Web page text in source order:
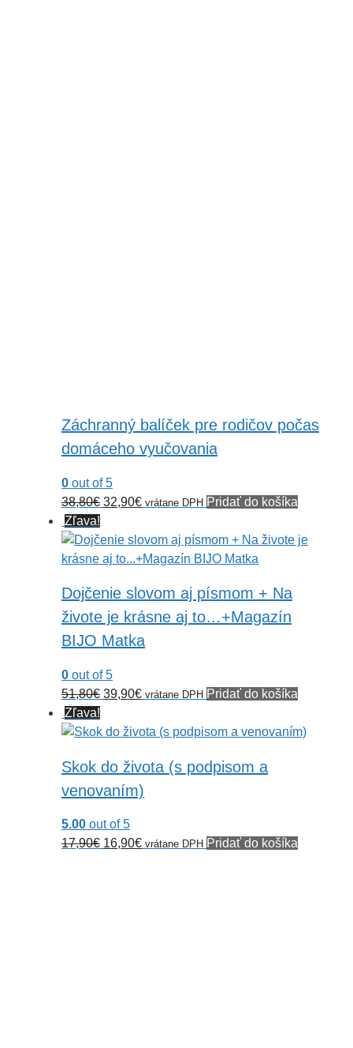
Záchranný balíček pre rodičov počas
domáceho vyučovania
0 out of 5
38,80€ Pôvodná
bola:
38,80€.
32,90€Aktuálna
je:
32,90€.
vrátane DPH Pridať do košíka
Zľava!
Dojčenie slovom aj písmom + Na
živote je krásne aj to…+Magazín
BIJO Matka
0 out of 5
51,80€ Pôvodná
bola:
39,90€Aktuálna
je:
vrátane DPH Pridať do košíka
Zľava!
Skok do života (s podpisom a
venovaním)
5.00 out of 5
17,90€ Pôvodná
16,90€Aktuálna
vrátane DPH Pridať do košíka